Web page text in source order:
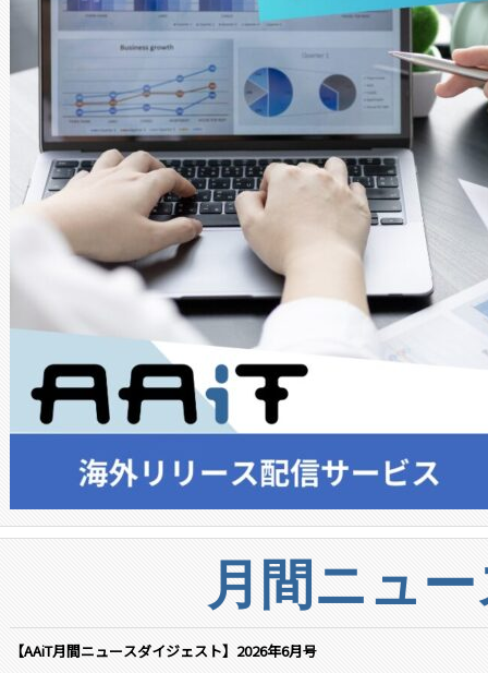
月間ニュ
【AAiT月間ニュースダイジェスト】2026年6月号